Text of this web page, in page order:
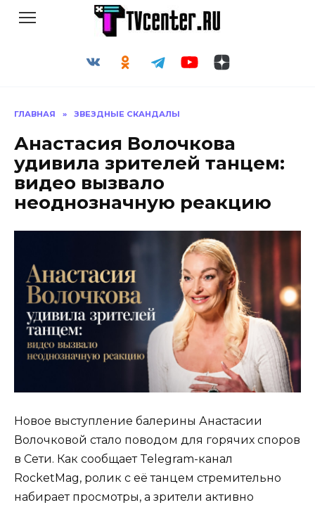
ГЛАВНАЯ » ЗВЕЗДНЫЕ СКАНДАЛЫ
Анастасия Волочкова
удивила зрителей танцем:
видео вызвало
неоднозначную реакцию
Новое выступление балерины Анастасии
Волочковой стало поводом для горячих споров
в Сети. Как сообщает Telegram-канал
RocketMag, ролик с её танцем стремительно
набирает просмотры, а зрители активно